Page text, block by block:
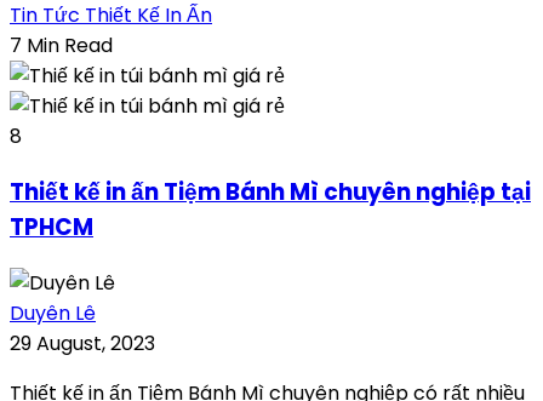
Tin Tức Thiết Kế In Ấn
7 Min Read
8
Thiết kế in ấn Tiệm Bánh Mì chuyên nghiệp tại
TPHCM
Duyên Lê
29 August, 2023
Thiết kế in ấn Tiệm Bánh Mì chuyên nghiệp có rất nhiều